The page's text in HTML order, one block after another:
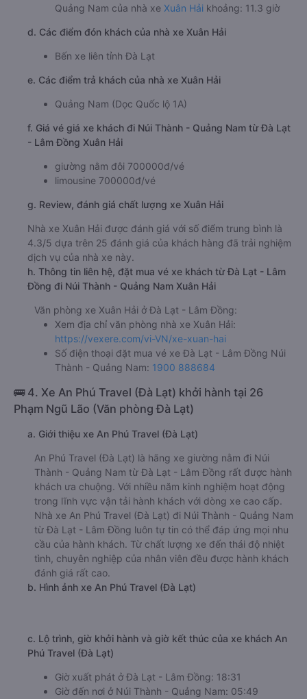
Quảng Nam của nhà xe Xuân Hải khoảng: 11.3 giờ
d. Các điểm đón khách của nhà xe Xuân Hải
Bến xe liên tỉnh Đà Lạt
e. Các điểm trả khách của nhà xe Xuân Hải
Quảng Nam (Dọc Quốc lộ 1A)
f. Giá vé giá xe khách đi Núi Thành - Quảng Nam từ Đà Lạt
- Lâm Đồng Xuân Hải
giường nằm đôi 700000đ/vé
limousine 700000đ/vé
g. Review, đánh giá chất lượng xe Xuân Hải
Nhà xe Xuân Hải được đánh giá với số điểm trung bình là
4.3/5 dựa trên 25 đánh giá của khách hàng đã trải nghiệm
dịch vụ của nhà xe này.
h. Thông tin liên hệ, đặt mua vé xe khách từ Đà Lạt - Lâm
Đồng đi Núi Thành - Quảng Nam Xuân Hải
Văn phòng xe Xuân Hải ở Đà Lạt - Lâm Đồng:
Xem địa chỉ văn phòng nhà xe Xuân Hải:
https://vexere.com/vi-VN/xe-xuan-hai
Số điện thoại đặt mua vé xe Đà Lạt - Lâm Đồng Núi
Thành - Quảng Nam: 1900 888684
🚌 4. Xe An Phú Travel (Đà Lạt) khởi hành tại 26
Phạm Ngũ Lão (Văn phòng Đà Lạt)
a. Giới thiệu xe An Phú Travel (Đà Lạt)
An Phú Travel (Đà Lạt) là hãng xe giường nằm đi Núi
Thành - Quảng Nam từ Đà Lạt - Lâm Đồng rất được hành
khách ưa chuộng. Với nhiều năm kinh nghiệm hoạt động
trong lĩnh vực vận tải hành khách với dòng xe cao cấp.
Nhà xe An Phú Travel (Đà Lạt) đi Núi Thành - Quảng Nam
từ Đà Lạt - Lâm Đồng luôn tự tin có thể đáp ứng mọi nhu
cầu của hành khách. Từ chất lượng xe đến thái độ nhiệt
tình, chuyên nghiệp của nhân viên đều được hành khách
đánh giá rất cao.
b. Hình ảnh xe An Phú Travel (Đà Lạt)
c. Lộ trình, giờ khởi hành và giờ kết thúc của xe khách An
Phú Travel (Đà Lạt)
Giờ xuất phát ở Đà Lạt - Lâm Đồng: 18:31
Giờ đến nơi ở Núi Thành - Quảng Nam: 05:49